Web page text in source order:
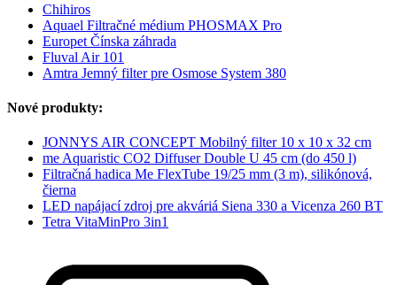
Chihiros
Aquael Filtračné médium PHOSMAX Pro
Europet Čínska záhrada
Fluval Air 101
Amtra Jemný filter pre Osmose System 380
Nové produkty:
JONNYS AIR CONCEPT Mobilný filter 10 x 10 x 32 cm
me Aquaristic CO2 Diffuser Double U 45 cm (do 450 l)
Filtračná hadica Me FlexTube 19/25 mm (3 m), silikónová,
čierna
LED napájací zdroj pre akváriá Siena 330 a Vicenza 260 BT
Tetra VitaMinPro 3in1